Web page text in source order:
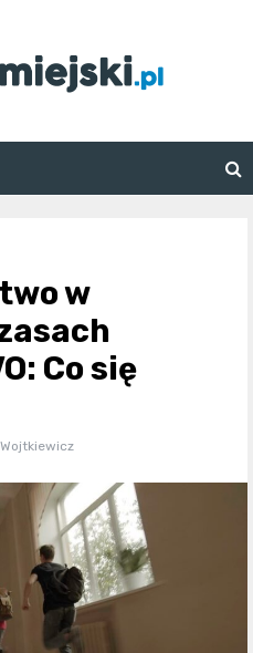
w
Co się